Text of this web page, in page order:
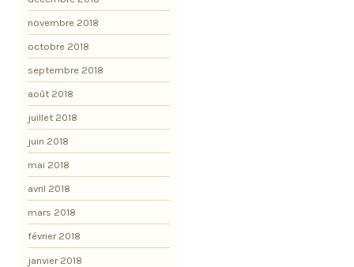
novembre 2018
octobre 2018
septembre 2018
août 2018
juillet 2018
juin 2018
mai 2018
avril 2018
mars 2018
février 2018
janvier 2018